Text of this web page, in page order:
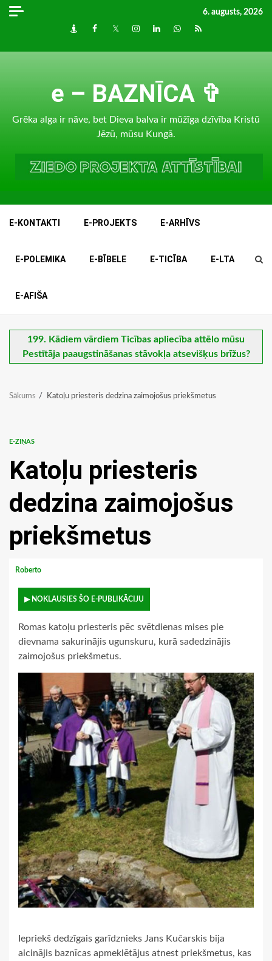
Skip
6. augusts, 2026
DraugiemFacebook
TwitterInstagram
LinkedInwhatsapp
RSS
e – BAZNĪCA ✞
Grēka alga ir nāve, bet Dieva balva ir mūžīga dzīvība Kristū
Jēzū, mūsu Kungā.
E-KONTAKTI E-PROJEKTS E-ARHĪVS
E-POLEMIKA E-BĪBELE E-TICĪBA E-LTA
E-AFIŠA
199. Kādiem vārdiem Ticības apliecība attēlo mūsu
Pestītāja paaugstināšanas stāvokļa atsevišķus brīžus?
Sākums Katoļu priesteris dedzina zaimojošus priekšmetus
E-ZIŅAS
Katoļu priesteris
dedzina zaimojošus
priekšmetus
Roberto
▶ NOKLAUSIES ŠO E-PUBLIKĀCIJU
Romas katoļu priesteris pēc svētdienas mises pie
dievnama sakurinājis ugunskuru, kurā sadedzinājis
zaimojošus priekšmetus.
Iepriekš dedzīgais garīdznieks Jans Kučarskis bija
aicinājis baznīcas apmeklētājus atnest priekšmetus, kas